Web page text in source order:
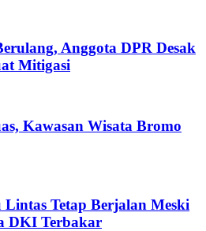
Anggota DPR Desak
Mitigasi
Kawasan Wisata Bromo
Tetap Berjalan Meski
DKI Terbakar